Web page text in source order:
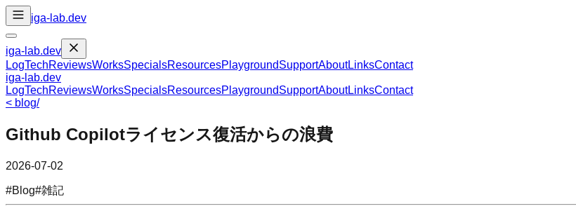
iga-lab.dev
iga-lab.dev
LogTechReviewsWorksSpecialsResourcesPlaygroundSupportAboutLinksContact
iga-lab.dev
LogTechReviewsWorksSpecialsResourcesPlaygroundSupportAboutLinksContact
< blog/
Github Copilotライセンス復活からの浪費
2026-07-02
#Blog#雑記